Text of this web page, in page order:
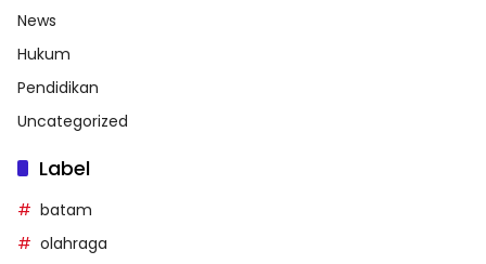
News
Hukum
Pendidikan
Uncategorized
Label
batam
olahraga